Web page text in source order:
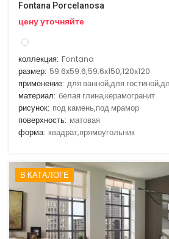
Fontana Porcelanosa
цену уточняйте
коллекция: Fontana
размер: 59.6x59.6,59.6x150,120x120
применение: для ванной,для
материал: белая глина,керамогранит
рисунок: под камень,под мрамор
поверхность: матовая
форма: квадрат,прямоугольник
В КАТАЛОГЕ